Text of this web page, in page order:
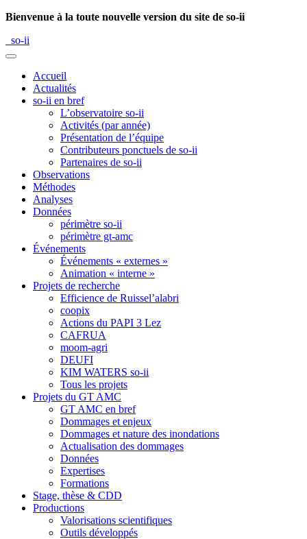
Bienvenue à la toute nouvelle version du site de so-ii
so-ii
Accueil
Actualités
so-ii en bref
L’observatoire so-ii
Activités (par année)
Présentation de l’équipe
Contributeurs ponctuels de so-ii
Partenaires de so-ii
Observations
Méthodes
Analyses
Données
périmètre so-ii
périmètre gt-amc
Événements
Événements « externes »
Animation « interne »
Projets de recherche
Efficience de Ruissel’alabri
coopix
Actions du PAPI 3 Lez
CAFRUA
moom-agri
DEUFI
KIM WATERS so-ii
Tous les projets
Projets du GT AMC
GT AMC en bref
Dommages et enjeux
Dommages et nature des inondations
Actualisation des dommages
Données
Expertises
Formations
Stage, thèse & CDD
Productions
Valorisations scientifiques
Outils développés